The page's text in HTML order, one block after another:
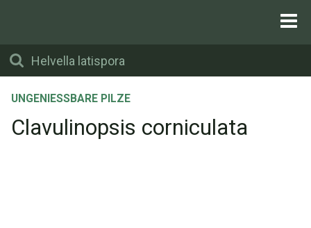
UNGENIESSBARE PILZE
Clavulinopsis corniculata